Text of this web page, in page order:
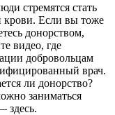
стремятся стать
крови. Если вы тоже
донорством,
видео, где
добровольцам
врач.
ли донорство?
заниматься
здесь.